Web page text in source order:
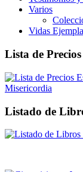
Varios
Vidas
Lista de
Listado de